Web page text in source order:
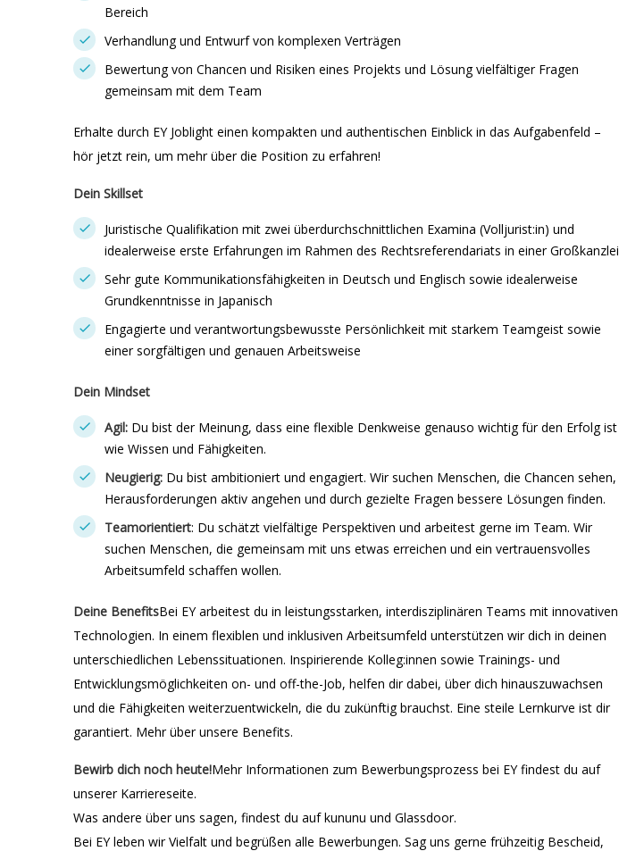
Bereich
Verhandlung und Entwurf von komplexen Verträgen
Bewertung von Chancen und Risiken eines Projekts und Lösung vielfältiger Fragen
gemeinsam mit dem Team
Erhalte durch EY Joblight einen kompakten und authentischen Einblick in das Aufgabenfeld –
hör jetzt rein, um mehr über die Position zu erfahren!
Dein Skillset
Juristische Qualifikation mit zwei überdurchschnittlichen Examina (Volljurist:in) und
idealerweise erste Erfahrungen im Rahmen des Rechtsreferendariats in einer Großkanzlei
Sehr gute Kommunikationsfähigkeiten in Deutsch und Englisch sowie idealerweise
Grundkenntnisse in Japanisch
Engagierte und verantwortungsbewusste Persönlichkeit mit starkem Teamgeist sowie
einer sorgfältigen und genauen Arbeitsweise
Dein Mindset
Agil: Du bist der Meinung, dass eine flexible Denkweise genauso wichtig für den Erfolg ist
wie Wissen und Fähigkeiten.
Neugierig: Du bist ambitioniert und engagiert. Wir suchen Menschen, die Chancen sehen,
Herausforderungen aktiv angehen und durch gezielte Fragen bessere Lösungen finden.
Teamorientiert: Du schätzt vielfältige Perspektiven und arbeitest gerne im Team. Wir
suchen Menschen, die gemeinsam mit uns etwas erreichen und ein vertrauensvolles
Arbeitsumfeld schaffen wollen.
Deine BenefitsBei EY arbeitest du in leistungsstarken, interdisziplinären Teams mit innovativen
Technologien. In einem flexiblen und inklusiven Arbeitsumfeld unterstützen wir dich in deinen
unterschiedlichen Lebenssituationen. Inspirierende Kolleg:innen sowie Trainings- und
Entwicklungsmöglichkeiten on- und off-the-Job, helfen dir dabei, über dich hinauszuwachsen
und die Fähigkeiten weiterzuentwickeln, die du zukünftig brauchst. Eine steile Lernkurve ist dir
garantiert. Mehr über unsere Benefits.
Bewirb dich noch heute!Mehr Informationen zum Bewerbungsprozess bei EY findest du auf
unserer Karriereseite.
Was andere über uns sagen, findest du auf kununu und Glassdoor.
Bei EY leben wir Vielfalt und begrüßen alle Bewerbungen. Sag uns gerne frühzeitig Bescheid,